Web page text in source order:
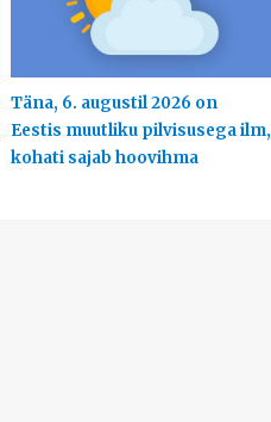
Täna, 6. augustil 2026 on
Eestis muutliku pilvisusega ilm,
kohati sajab hoovihma